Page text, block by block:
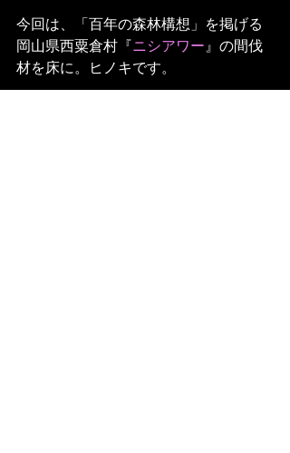
今回は、「百年の森林構想」を掲げる
岡山県西粟倉村『ニシアワー』の間伐
材を床に。ヒノキです。